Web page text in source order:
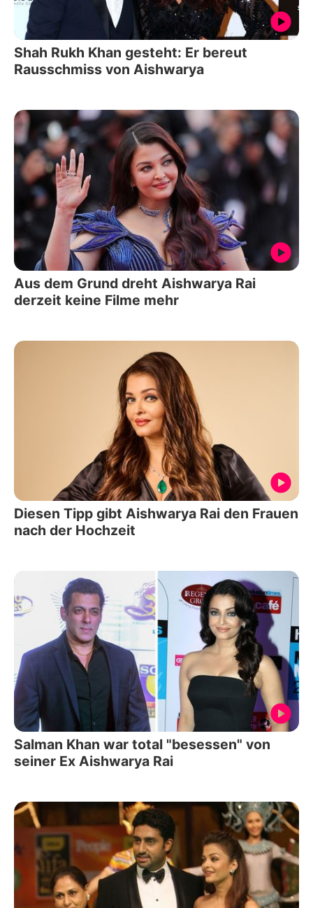
Shah Rukh Khan gesteht: Er bereut
Rausschmiss von Aishwarya
Aus dem Grund dreht Aishwarya Rai
derzeit keine Filme mehr
Diesen Tipp gibt Aishwarya Rai den Frauen
nach der Hochzeit
Salman Khan war total "besessen" von
seiner Ex Aishwarya Rai